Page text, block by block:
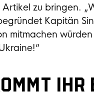
zu bringen.
Kapitän
mitmachen